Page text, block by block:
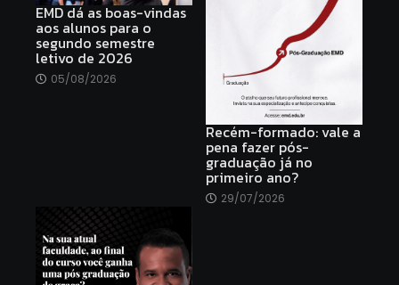
EMD dá as boas-vindas
aos alunos para o
segundo semestre
letivo de 2026
05/08/2026
Recém-formado: vale a
pena fazer pós-
graduação já no
primeiro ano?
29/07/2026